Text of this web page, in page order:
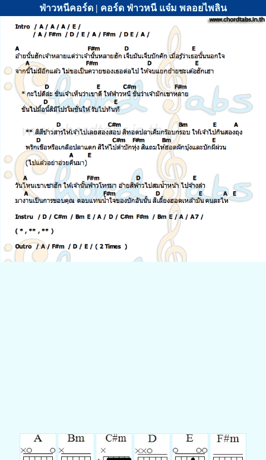
ฟ่าวหนีคอร์ด | คอร์ด ฟ่าวหนี แจ๋ม พลอยไพลิน